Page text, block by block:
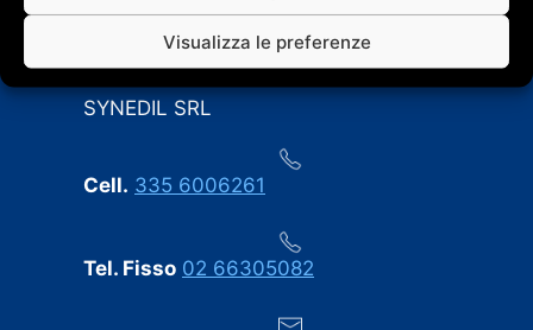
Visualizza le preferenze
CONTATTI
SYNEDIL SRL
Cell. 335 6006261
Tel. Fisso 02 66305082